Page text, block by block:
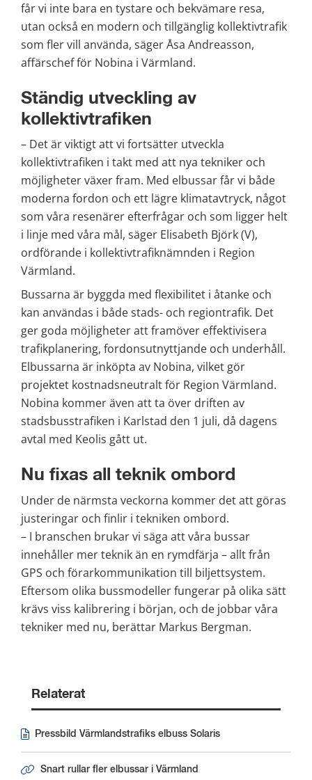
får vi inte bara en tystare och bekvämare resa,
utan också en modern och tillgänglig kollektivtrafik
som fler vill använda, säger Åsa Andreasson,
affärschef för Nobina i Värmland.
Ständig utveckling av
kollektivtrafiken
– Det är viktigt att vi fortsätter utveckla
kollektivtrafiken i takt med att nya tekniker och
möjligheter växer fram. Med elbussar får vi både
moderna fordon och ett lägre klimatavtryck, något
som våra resenärer efterfrågar och som ligger helt
i linje med våra mål, säger Elisabeth Björk (V),
ordförande i kollektivtrafiknämnden i Region
Värmland.
Bussarna är byggda med flexibilitet i åtanke och
kan användas i både stads- och regiontrafik. Det
ger goda möjligheter att framöver effektivisera
trafikplanering, fordonsutnyttjande och underhåll.
Elbussarna är inköpta av Nobina, vilket gör
projektet kostnadsneutralt för Region Värmland.
Nobina kommer även att ta över driften av
stadsbusstrafiken i Karlstad den 1 juli, då dagens
avtal med Keolis gått ut.
Nu fixas all teknik ombord
Under de närmsta veckorna kommer det att göras
justeringar och finlir i tekniken ombord.
– I branschen brukar vi säga att våra bussar
innehåller mer teknik än en rymdfärja – allt från
GPS och förarkommunikation till biljettsystem.
Eftersom olika bussmodeller fungerar på olika sätt
krävs viss kalibrering i början, och de jobbar våra
tekniker med nu, berättar Markus Bergman.
Relaterat
Pressbild Värmlandstrafiks elbuss Solaris
Jpg, 2 MB.
Snart rullar fler elbussar i Värmland